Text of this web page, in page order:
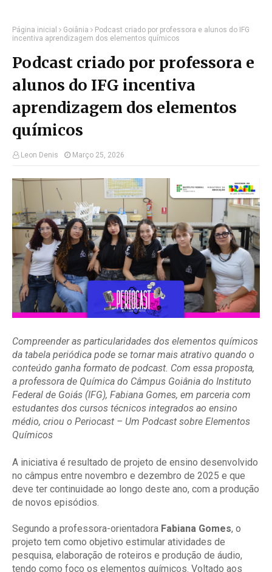
Página inicial Goiânia
Podcast criado por professora e alunos do IFG
incentiva aprendizagem dos elementos químicos
Podcast criado por professora e
alunos do IFG incentiva
aprendizagem dos elementos
químicos
Leon Denis Março 25, 2026
Compreender as particularidades dos elementos químicos
da tabela periódica pode se tornar mais atrativo quando o
conteúdo ganha formato de podcast. Com essa proposta,
a professora de Química do Câmpus Goiânia do Instituto
Federal de Goiás (IFG), Fabiana Gomes, em parceria com
estudantes dos cursos técnicos integrados ao ensino
médio, criou o Periocast – Um Podcast sobre Elementos
Químicos
A iniciativa é resultado de projeto de ensino desenvolvido
no câmpus entre novembro e dezembro de 2025 e que
deve ter continuidade ao longo deste ano, com a produção
de novos episódios.
Segundo a professora-orientadora Fabiana Gomes, o
projeto tem como objetivo estimular atividades de
pesquisa, elaboração de roteiros e produção de áudio,
tendo como foco os elementos químicos. Voltado aos